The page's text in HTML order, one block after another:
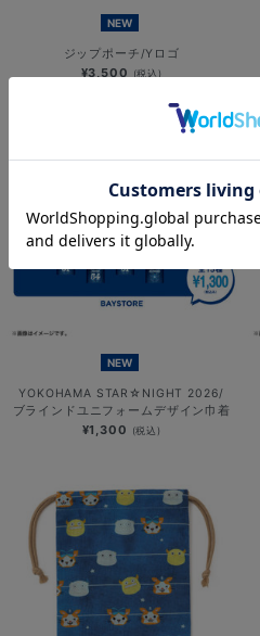
NEW
ジップポーチ/Yロゴ
¥3,500 (税込)
NEW
YOKOHAMA STAR☆NIGHT 2026/
ブラインドユニフォームデザイン巾着
¥1,300 (税込)